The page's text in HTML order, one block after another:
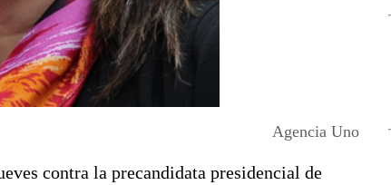
Agencia Uno
contra la precandidata presidencial de